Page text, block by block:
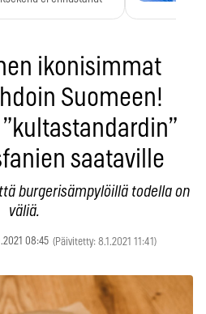
ikonisimmat
Suomeen!
saataville
burgerisämpylöillä todella on
väliä.
08:45 (Päivitetty: 8.1.2021 11:41)